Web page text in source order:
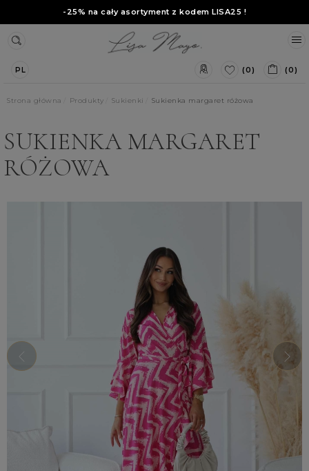
-25% na cały asortyment z kodem LISA25 !
PL (0) (0)
Strona główna Produkty Sukienki Sukienka margaret różowa
SUKIENKA MARGARET
RÓŻOWA